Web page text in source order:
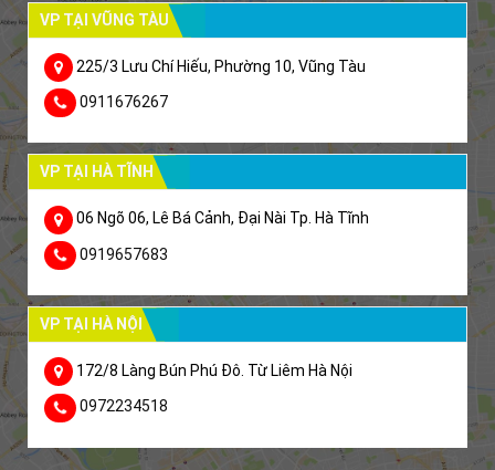
VP TẠI VŨNG TÀU
225/3 Lưu Chí Hiếu, Phường 10, Vũng Tàu
0911676267
VP TẠI HÀ TĨNH
06 Ngõ 06, Lê Bá Cảnh, Đại Nài Tp. Hà Tĩnh
0919657683
VP TẠI HÀ NỘI
172/8 Làng Bún Phú Đô. Từ Liêm Hà Nội
0972234518